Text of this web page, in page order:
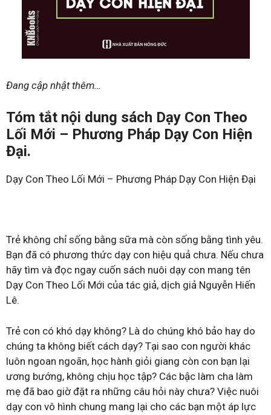
Đang cập nhật thêm…
Tóm tắt nội dung sách Dạy Con Theo
Lối Mới – Phương Pháp Dạy Con Hiện
Đại.
Dạy Con Theo Lối Mới – Phương Pháp Dạy Con Hiện Đại
Trẻ không chỉ sống bằng sữa mà còn sống bằng tình yêu.
Bạn đã có phương thức dạy con hiệu quả chưa. Nếu chưa
hãy tìm và đọc ngay cuốn sách nuôi dạy con mang tên
Dạy Con Theo Lối Mới của tác giả, dịch giả Nguyễn Hiến
Lê.
Trẻ con có khó dạy không? Là do chúng khó bảo hay do
chúng ta không biết cách dạy? Tại sao con người khác
luôn ngoan ngoãn, học hành giỏi giang còn con bạn lại
ương bướng, không chịu học tập? Các bậc làm cha làm
mẹ đã bao giờ đặt ra những câu hỏi này chưa? Việc nuôi
dạy con vô hình chung mang lại cho các bạn một áp lực